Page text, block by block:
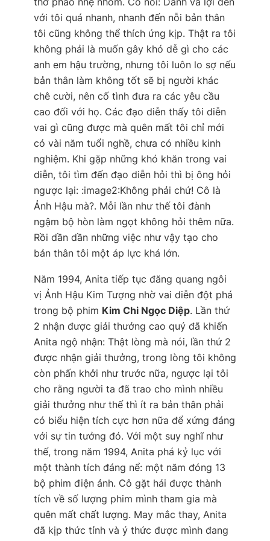
với tôi quá nhanh, nhanh đến nỗi bản thân
tôi cũng không thể thích ứng kịp. Thật ra tôi
không phải là muốn gây khó dễ gì cho các
anh em hậu trường, nhưng tôi luôn lo sợ nếu
bản thân làm không tốt sẽ bị người khác
chê cười, nên cố tình đưa ra các yêu cầu
cao đối với họ. Các đạo diễn thấy tôi diễn
vai gì cũng được mà quên mất tôi chỉ mới
có vài năm tuổi nghề, chưa có nhiều kinh
nghiệm. Khi gặp những khó khăn trong vai
diễn, tôi tìm đến đạo diễn hỏi thì bị ông hỏi
ngược lại: :image2:Không phải chứ! Cô là
Ảnh Hậu mà?. Mỗi lần như thế tôi đành
ngậm bộ hòn làm ngọt không hỏi thêm nữa.
Rồi dần dần những việc như vậy tạo cho
bản thân tôi một áp lực khá lớn.
Năm 1994, Anita tiếp tục đăng quang ngôi
vị Ảnh Hậu Kim Tượng nhờ vai diễn đột phá
trong bộ phim Kim Chi Ngọc Diệp. Lần thứ
2 nhận được giải thưởng cao quý đã khiến
Anita ngộ nhận: Thật lòng mà nói, lần thứ 2
được nhận giải thưởng, trong lòng tôi không
còn phấn khởi như trước nữa, ngược lại tôi
cho rằng người ta đã trao cho mình nhiều
giải thưởng như thế thì ít ra bản thân phải
có biểu hiện tích cực hơn nữa để xứng đáng
với sự tin tưởng đó. Với một suy nghĩ như
thế, trong năm 1994, Anita phá kỷ lục với
một thành tích đáng nể: một năm đóng 13
bộ phim điện ảnh. Cô gặt hái được thành
tích về số lượng phim mình tham gia mà
quên mất chất lượng. May mắc thay, Anita
đã kịp thức tỉnh và ý thức được mình đang